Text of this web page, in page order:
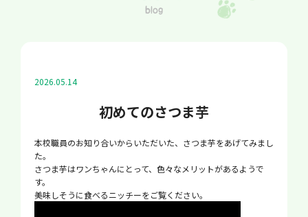
blog
2026.05.14
初めてのさつま芋
本校職員のお知り合いからいただいた、さつま芋をあげてみまし
た。
さつま芋はワンちゃんにとって、色々なメリットがあるようで
す。
美味しそうに食べるニッチーをご覧ください。